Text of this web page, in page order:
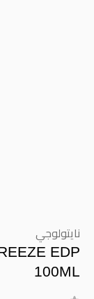
نايتولوجي
EDP
100ML